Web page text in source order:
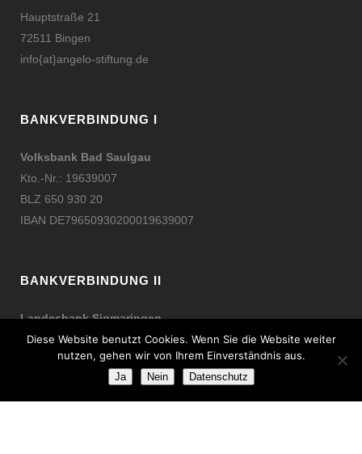
Hauptstraße 21
72511 Bingen
info{at}angelo-stiftung.de
BANKVERBINDUNG I
Volksbank Bad Saulgau
Kto.-Nr.: 19639007
BLZ 650 930 20
IBAN DE79650930200019639007
BANKVERBINDUNG II
Landesbank Sigmaringen
Kto.-Nr.: 26046
BLZ 653 510 50
IBAN DE22653510500000026046
Diese Website benutzt Cookies. Wenn Sie die Website weiter
nutzen, gehen wir von Ihrem Einverständnis aus.
Ja Nein Datenschutz